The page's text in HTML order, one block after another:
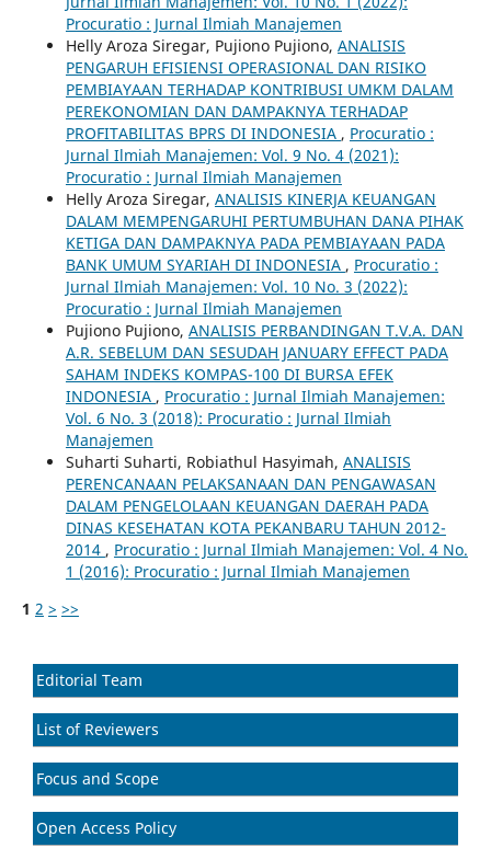
Procuratio : Jurnal Ilmiah Manajemen
Helly Aroza Siregar, Pujiono Pujiono, ANALISIS
PENGARUH EFISIENSI OPERASIONAL DAN RISIKO
PEMBIAYAAN TERHADAP KONTRIBUSI UMKM DALAM
PEREKONOMIAN DAN DAMPAKNYA TERHADAP
PROFITABILITAS BPRS DI INDONESIA , Procuratio :
Jurnal Ilmiah Manajemen: Vol. 9 No. 4 (2021):
Procuratio : Jurnal Ilmiah Manajemen
Helly Aroza Siregar, ANALISIS KINERJA KEUANGAN
DALAM MEMPENGARUHI PERTUMBUHAN DANA PIHAK
KETIGA DAN DAMPAKNYA PADA PEMBIAYAAN PADA
BANK UMUM SYARIAH DI INDONESIA , Procuratio :
Jurnal Ilmiah Manajemen: Vol. 10 No. 3 (2022):
Procuratio : Jurnal Ilmiah Manajemen
Pujiono Pujiono, ANALISIS PERBANDINGAN T.V.A. DAN
A.R. SEBELUM DAN SESUDAH JANUARY EFFECT PADA
SAHAM INDEKS KOMPAS-100 DI BURSA EFEK
INDONESIA , Procuratio : Jurnal Ilmiah Manajemen:
Vol. 6 No. 3 (2018): Procuratio : Jurnal Ilmiah
Manajemen
Suharti Suharti, Robiathul Hasyimah, ANALISIS
PERENCANAAN PELAKSANAAN DAN PENGAWASAN
DALAM PENGELOLAAN KEUANGAN DAERAH PADA
DINAS KESEHATAN KOTA PEKANBARU TAHUN 2012-
2014 , Procuratio : Jurnal Ilmiah Manajemen: Vol. 4 No.
1 (2016): Procuratio : Jurnal Ilmiah Manajemen
1 2 > >>
Editorial Team
List of Reviewers
Focus and Scope
Open Access Policy